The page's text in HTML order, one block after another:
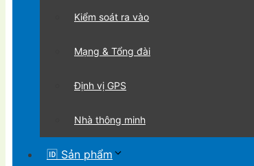
Kiểm soát ra vào
Mạng & Tổng đài
Định vị GPS
Nhà thông minh
🆔 Sản phẩm